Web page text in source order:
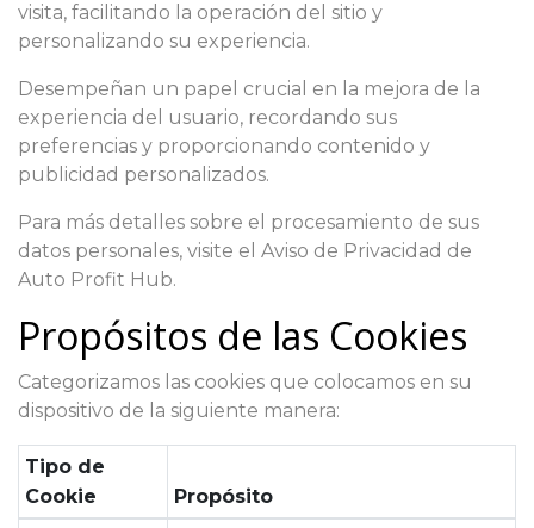
visita, facilitando la operación del sitio y
personalizando su experiencia.
Desempeñan un papel crucial en la mejora de la
experiencia del usuario, recordando sus
preferencias y proporcionando contenido y
publicidad personalizados.
Para más detalles sobre el procesamiento de sus
datos personales, visite el Aviso de Privacidad de
Auto Profit Hub.
Propósitos de las Cookies
Categorizamos las cookies que colocamos en su
dispositivo de la siguiente manera:
Tipo de
Cookie
Propósito